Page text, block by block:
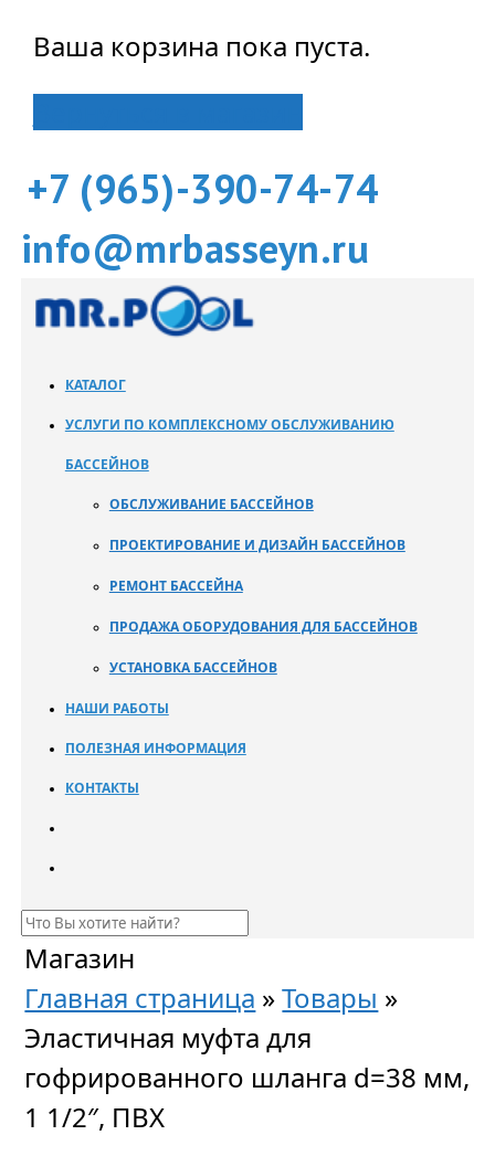
Ваша корзина пока пуста.
+7 (965)-390-74-74
info@mrbasseyn.ru
КАТАЛОГ
УСЛУГИ ПО КОМПЛЕКСНОМУ ОБСЛУЖИВАНИЮ
БАССЕЙНОВ
ОБСЛУЖИВАНИЕ БАССЕЙНОВ
ПРОЕКТИРОВАНИЕ И ДИЗАЙН БАССЕЙНОВ
РЕМОНТ БАССЕЙНА
ПРОДАЖА ОБОРУДОВАНИЯ ДЛЯ БАССЕЙНОВ
УСТАНОВКА БАССЕЙНОВ
НАШИ РАБОТЫ
ПОЛЕЗНАЯ ИНФОРМАЦИЯ
КОНТАКТЫ
Магазин
Главная страница »Товары »
Эластичная муфта для
гофрированного шланга d=38 мм,
1 1/2″, ПВХ